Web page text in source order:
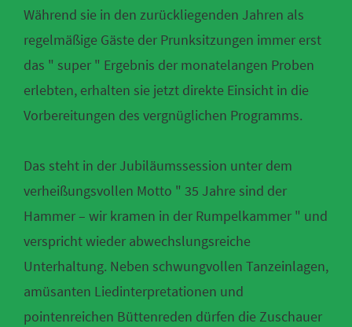
Während sie in den zurückliegenden Jahren als
regelmäßige Gäste der Prunksitzungen immer erst
das " super " Ergebnis der monatelangen Proben
erlebten, erhalten sie jetzt direkte Einsicht in die
Vorbereitungen des vergnüglichen Programms.
Das steht in der Jubiläumssession unter dem
verheißungsvollen Motto " 35 Jahre sind der
Hammer – wir kramen in der Rumpelkammer " und
verspricht wieder abwechslungsreiche
Unterhaltung. Neben schwungvollen Tanzeinlagen,
amüsanten Liedinterpretationen und
pointenreichen Büttenreden dürfen die Zuschauer